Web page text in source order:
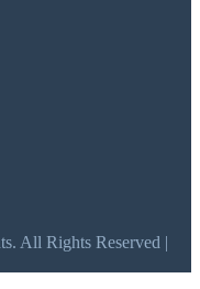
All Rights Reserved |